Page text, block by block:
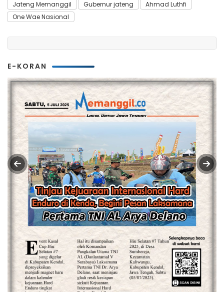
Jateng Memanggil Gubernur jateng
Ahmad Luthfi
One Wae Nasional
E-KORAN